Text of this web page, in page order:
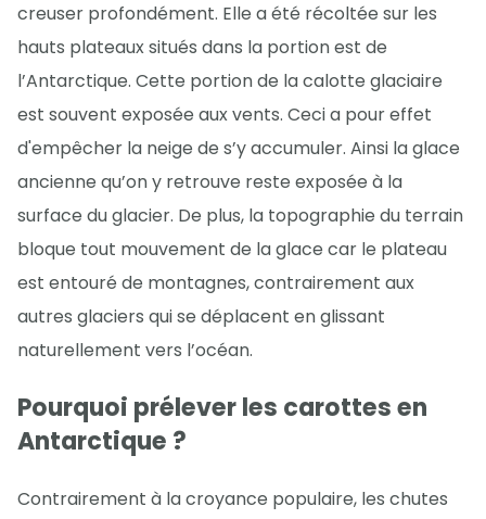
creuser profondément. Elle a été récoltée sur les
hauts plateaux situés dans la portion est de
l’Antarctique. Cette portion de la calotte glaciaire
est souvent exposée aux vents. Ceci a pour effet
d'empêcher la neige de s’y accumuler. Ainsi la glace
ancienne qu’on y retrouve reste exposée à la
surface du glacier. De plus, la topographie du terrain
bloque tout mouvement de la glace car le plateau
est entouré de montagnes, contrairement aux
autres glaciers qui se déplacent en glissant
naturellement vers l’océan.
Pourquoi prélever les carottes en
Antarctique ?
Contrairement à la croyance populaire, les chutes